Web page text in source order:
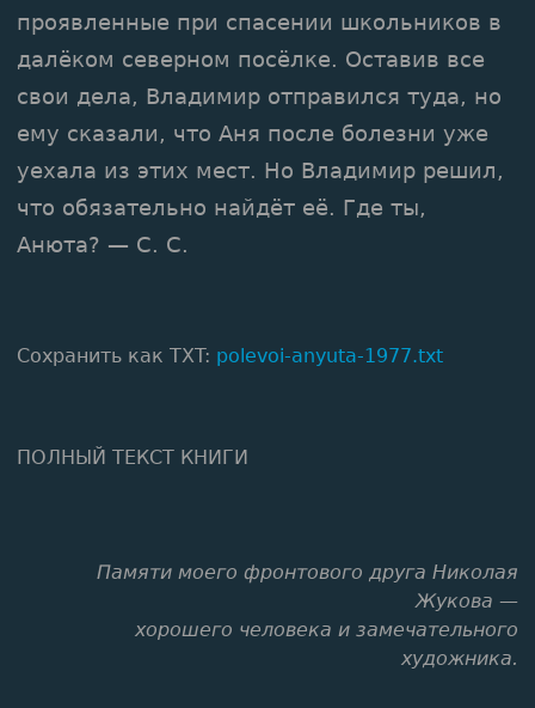
проявленные при спасении школьников в
далёком северном посёлке. Оставив все
свои дела, Владимир отправился туда, но
ему сказали, что Аня после болезни уже
уехала из этих мест. Но Владимир решил,
что обязательно найдёт её. Где ты,
Анюта? — С. С.
Сохранить как TXT: polevoi-anyuta-1977.txt
ПОЛНЫЙ ТЕКСТ КНИГИ
Памяти моего фронтового друга Николая
Жукова —
хорошего человека и замечательного
художника.